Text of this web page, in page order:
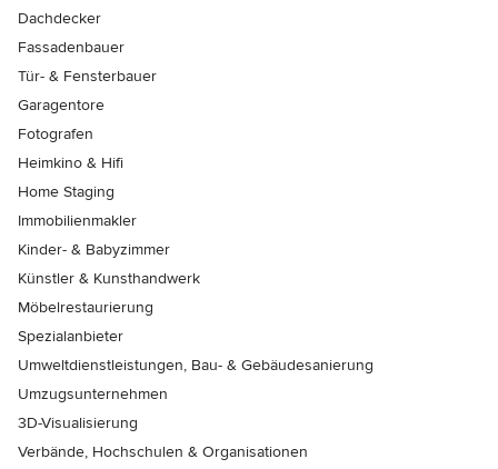
Dachdecker
Fassadenbauer
Tür- & Fensterbauer
Garagentore
Fotografen
Heimkino & Hifi
Home Staging
Immobilienmakler
Kinder- & Babyzimmer
Künstler & Kunsthandwerk
Möbelrestaurierung
Spezialanbieter
Umweltdienstleistungen, Bau- & Gebäudesanierung
Umzugsunternehmen
3D-Visualisierung
Verbände, Hochschulen & Organisationen